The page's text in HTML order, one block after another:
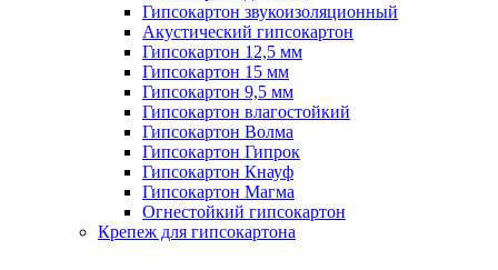
Гипсокартон звукоизоляционный
Акустический гипсокартон
Гипсокартон 12,5 мм
Гипсокартон 15 мм
Гипсокартон 9,5 мм
Гипсокартон влагостойкий
Гипсокартон Волма
Гипсокартон Гипрок
Гипсокартон Кнауф
Гипсокартон Магма
Огнестойкий гипсокартон
Крепеж для гипсокартона